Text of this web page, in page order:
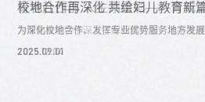
校地合作再深化 共绘妇儿教育新
为深化校地合作、发挥专业优势服务地方发
2025.09.01
温暖绵长 爱有回响——我校收到“
时序更替，春启新程。新学期伊始，我校收
2026.03.18
青春赴西部 人生添重彩——胥成
为帮助女院学子深入了解西部计划，法学院
2025.12.04
校地合作再深化 共绘妇儿教育新
为深化校地合作、发挥专业优势服务地方发
2025.09.01
温暖绵长 爱有回响——我校收到“
时序更替，春启新程。新学期伊始，我校收
2026.03.18